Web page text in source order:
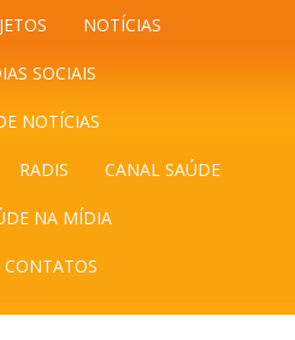
NOTÍCIAS
SOCIAIS
NOTÍCIAS
RADIS CANAL SAÚDE
NA MÍDIA
CONTATOS